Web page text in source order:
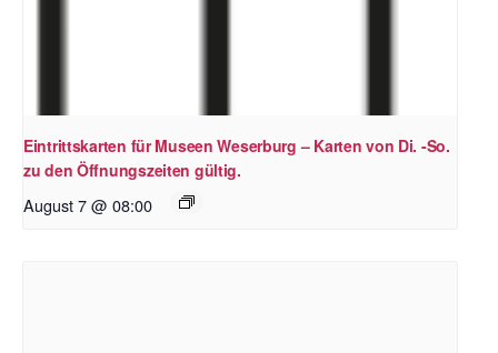
Eintrittskarten für Museen Weserburg – Karten von Di. -So.
zu den Öffnungszeiten gültig.
August 7 @ 08:00